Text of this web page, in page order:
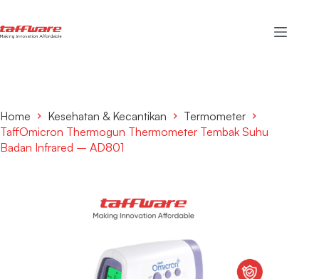
Home Kesehatan & Kecantikan
Termometer
TaffOmicron Thermogun Thermometer Tembak Suhu
Badan Infrared – AD801